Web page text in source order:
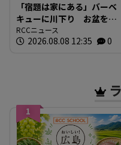
「宿題は家にある」バーベ
キューに川下り お盆をふ
るさとで 帰省ラッシュピ
ークで新幹線の下りはほぼ
RCCニュース
2026.08.08 12:35 0
1